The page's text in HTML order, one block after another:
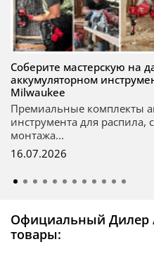
Соберите мастерскую на
аккумуляторном
Milwaukee
Премиальные комплекты
инструмента для распила,
монтажа...
16.07.2026
Официальный Дилер
товары: